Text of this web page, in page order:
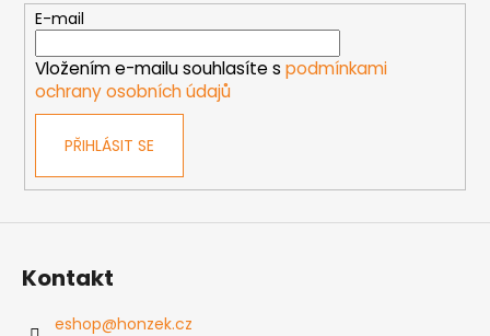
E-mail
Vložením e-mailu souhlasíte s podmínkami
ochrany osobních údajů
PŘIHLÁSIT SE
Kontakt
eshop@honzek.cz